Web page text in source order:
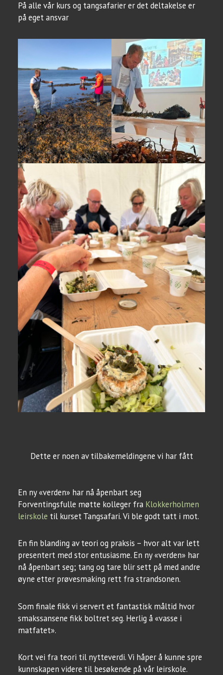
På alle vår kurs og tangsafarier er det deltakelse er
på eget ansvar
Dette er noen av tilbakemeldingene vi har fått
En ny «verden» har nå åpenbart seg
Forventingsfulle møtte kolleger fra Klokkerholmen
leirskole til kurset Tangsafari. Vi ble godt tatt i mot.
En fin blanding av teori og praksis – hvor alt var lett
presentert med stor entusiasme. En ny «verden» har
nå åpenbart seg; tang og tare blir sett på med andre
øyne etter prøvesmaking rett fra strandsonen.
Som finale fikk vi servert et fantastisk måltid hvor
smakssansene fikk boltret seg. Herlig å «vasse i
matfatet».
Kort vei fra teori til nytteverdi. Vi håper å kunne spre
kunnskapen videre til besøkende på vår leirskole.